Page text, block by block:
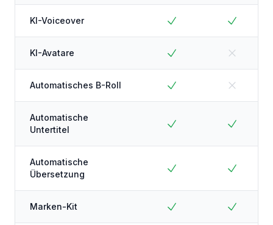
KI-Voiceover
KI-Avatare
Automatisches B-Roll
Automatische
Untertitel
Automatische
Übersetzung
Marken-Kit